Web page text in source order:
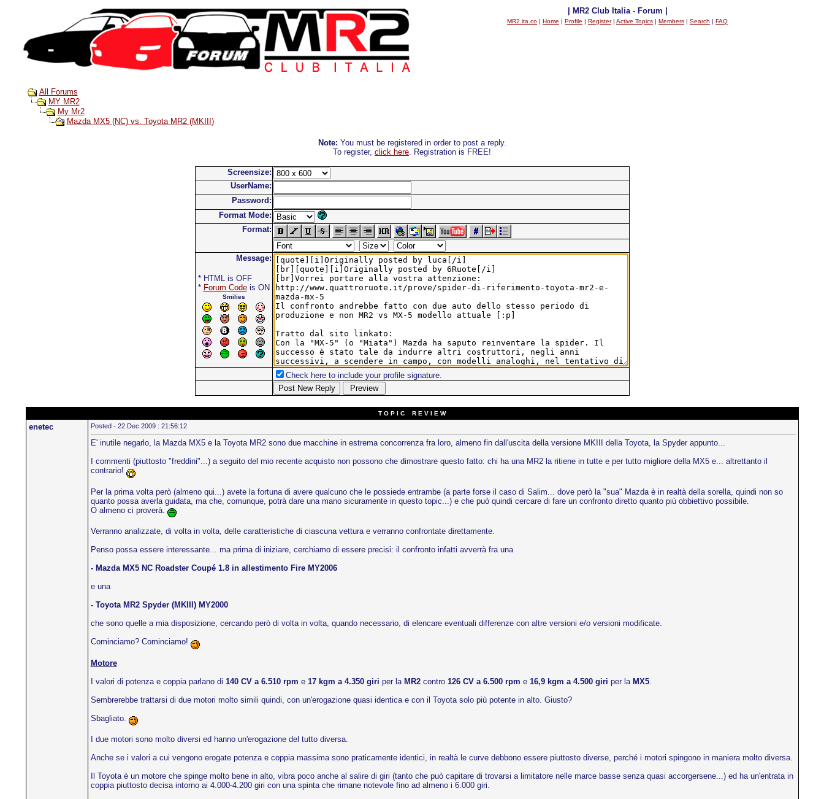
| MR2 Club Italia - Forum |
MR2.ita.co | Home | Profile | Register| Active Topics | Members | Search | FAQ
All Forums
MY MR2
My Mr2
Mazda MX5 (NC) vs. Toyota MR2 (MKIII)
Note: You must be registered in order to post a reply.
To register, click here. Registration is FREE!
Screensize:
UserName:
Password:
Format Mode:
Format:
Message:
* HTML is OFF
* Forum Codeis ON
Smilies
Check here to include your profile signature.
T O P I C R E V I E W
enetec Posted - 22 Dec 2009 : 21:56:12
E' inutile negarlo, la Mazda MX5 e la Toyota MR2 sono due macchine in estrema concorrenza fra loro, almeno fin dall'uscita della versione MKIII della Toyota, la Spyder appunto...
I commenti (piuttosto "freddini"...) a seguito del mio recente acquisto non possono che dimostrare questo fatto: chi ha una MR2 la ritiene in tutte e per tutto migliore della MX5 e... altrettanto il
contrario!
Per la prima volta però (almeno qui...) avete la fortuna di avere qualcuno che le possiede entrambe (a parte forse il caso di Salim... dove però la "sua" Mazda è in realtà della sorella, quindi non so
quanto possa averla guidata, ma che, comunque, potrà dare una mano sicuramente in questo topic...) e che può quindi cercare di fare un confronto diretto quanto più obbiettivo possibile.
O almeno ci proverà.
Verranno analizzate, di volta in volta, delle caratteristiche di ciascuna vettura e verranno confrontate direttamente.
Penso possa essere interessante... ma prima di iniziare, cerchiamo di essere precisi: il confronto infatti avverrà fra una
- Mazda MX5 NC Roadster Coupé 1.8 in allestimento Fire MY2006
e una
- Toyota MR2 Spyder (MKIII) MY2000
che sono quelle a mia disposizione, cercando però di volta in volta, quando necessario, di elencare eventuali differenze con altre versioni e/o versioni modificate.
Cominciamo? Cominciamo!
Motore
I valori di potenza e coppia parlano di 140 CV a 6.510 rpm e 17 kgm a 4.350 giri per la MR2contro 126 CV a 6.500 rpm e 16,9 kgm a 4.500 giri per la MX5.
Sembrerebbe trattarsi di due motori molto simili quindi, con un'erogazione quasi identica e con il Toyota solo più potente in alto. Giusto?
Sbagliato.
I due motori sono molto diversi ed hanno un'erogazione del tutto diversa.
Anche se i valori a cui vengono erogate potenza e coppia massima sono praticamente identici, in realtà le curve debbono essere piuttosto diverse, perché i motori spingono in maniera molto diversa.
Il Toyota è un motore che spinge molto bene in alto, vibra poco anche al salire di giri (tanto che può capitare di trovarsi a limitatore nelle marce basse senza quasi accorgersene...) ed ha un'entrata in
coppia piuttosto decisa intorno ai 4.000-4.200 giri con una spinta che rimane notevole fino ad almeno i 6.000 giri.